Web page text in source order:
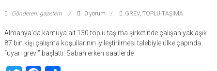
Gönderen: gazetem 0 yorum GREV, TOPLU TAŞIMA
Almanya’da kamuya ait 130 toplu taşıma şirketinde çalışan yaklaşık
87 bin kişi çalışma koşullarının iyileştirilmesi talebiyle ülke çapında
“uyarı grevi” başlattı. Sabah erken saatlerde